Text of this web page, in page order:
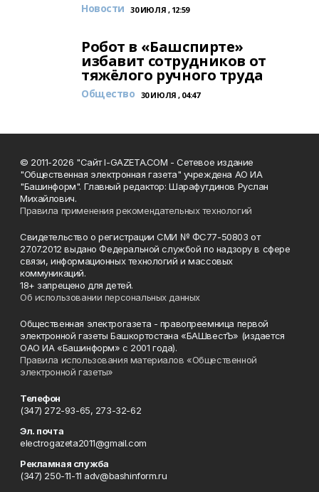
Новости 30 ИЮЛЯ , 12:59
Робот в «Башспирте»
избавит сотрудников от
тяжёлого ручного труда
Общество 30 ИЮЛЯ , 04:47
© 2011-2026 "Сайт I-GAZETA.COM - Сетевое издание
"Общественная электронная газета" учреждена АО ИА
"Башинформ". Главный редактор: Шарафутдинов Руслан
Михайлович.
Правила применения рекомендательных технологий
Свидетельство о регистрации СМИ № ФС77-50803 от
27.07.2012 выдано Федеральной службой по надзору в сфере
связи, информационных технологий и массовых
коммуникаций.
18+ запрещено для детей.
Об использовании персональных данных
Общественная электрогазета - правопреемница первой
электронной газеты Башкортостана «БАШвестЪ» (издается
ОАО ИА «Башинформ» с 2001 года).
Правила использования материалов «Общественной
электронной газеты»
Телефон
(347) 272-93-65, 273-32-62
Эл. почта
electrogazeta2011@gmail.com
Рекламная служба
(347) 250-11-11 adv@bashinform.ru